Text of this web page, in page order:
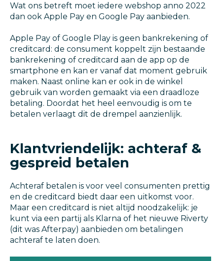
Wat ons betreft moet iedere webshop anno 2022
dan ook Apple Pay en Google Pay aanbieden.
Apple Pay of Google Play is geen bankrekening of
creditcard: de consument koppelt zijn bestaande
bankrekening of creditcard aan de app op de
smartphone en kan er vanaf dat moment gebruik
maken. Naast online kan er ook in de winkel
gebruik van worden gemaakt via een draadloze
betaling. Doordat het heel eenvoudig is om te
betalen verlaagt dit de drempel aanzienlijk.
Klantvriendelijk: achteraf &
gespreid betalen
Achteraf betalen is voor veel consumenten prettig
en de creditcard biedt daar een uitkomst voor.
Maar een creditcard is niet altijd noodzakelijk: je
kunt via een partij als Klarna of het nieuwe Riverty
(dit was Afterpay) aanbieden om betalingen
achteraf te laten doen.